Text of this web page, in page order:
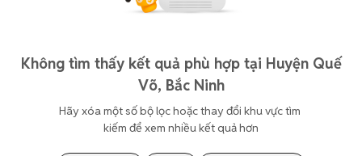
Không tìm thấy kết quả phù hợp tại Huyện Quế
Võ, Bắc Ninh
Hãy xóa một số bộ lọc hoặc thay đổi khu vực tìm
kiếm để xem nhiều kết quả hơn